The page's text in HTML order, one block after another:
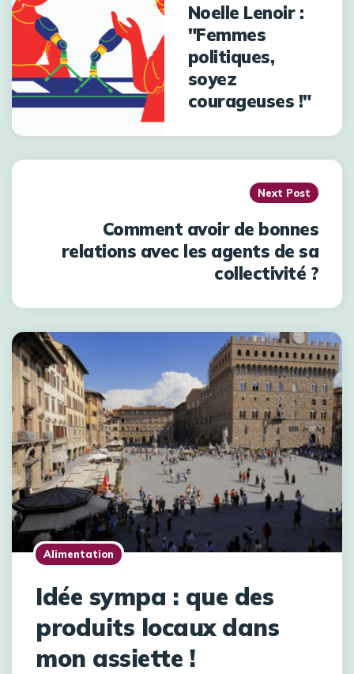
Noelle Lenoir :
"Femmes
politiques,
soyez
courageuses !"
Next Post
Comment avoir de bonnes
relations avec les agents de sa
collectivité ?
Alimentation
Idée sympa : que des
produits locaux dans
mon assiette !